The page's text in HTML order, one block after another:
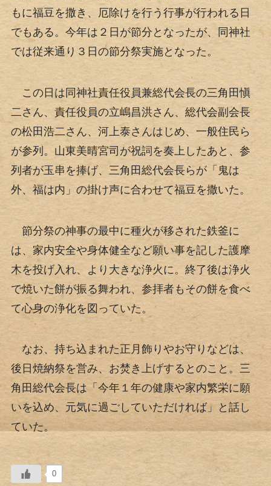
もに福豆を撒き、厄除けを行う行事が行われる日
でもある。今年は２日が節分となったが、同神社
では従来通り３日の節分祭実施となった。
この日は同神社責任役員兼総代会長の三角田愼
二さん、責任役員の立嶋昌洪さん、総代会副会長
の松田浩二さん、河上泰さんはじめ、一般住民ら
が参列。山東美晴宮司が祝詞を奏上したあと、参
列者が玉串を捧げ、三角田総代会長らが「鬼は
外、福は内」の掛け声に合わせて福豆を撒いた。
節分祭の神事の最中に種火が移された鉄釜に
は、家内安全や身体健全など願い事を記した護摩
木を投げ入れ、より大きな浄火に。終了後は浄火
で焼いた餅が振る舞われ、参拝者もその餅を食べ
て心身の浄化を図っていた。
なお、持ち込まれた正月飾りやお守りなどは、
後日焼納祭を営み、お焚き上げするとのこと。三
角田総代会長は「今年１年の健康や家内繁栄に願
いを込め、元気に過ごしていただければ」と話し
ていた。
0